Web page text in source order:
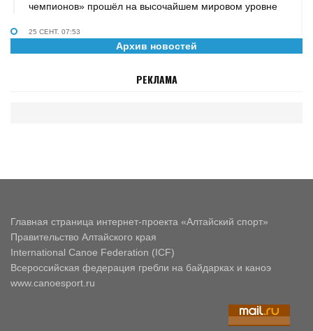
чемпионов» прошёл на высочайшем мировом уровне
25 СЕНТ. 07:53
«Персона» на телеканале «Катунь 24». О гребле,
Архив новостей
РЕКЛАМА
Главная страница интернет-проекта «Алтайский спорт»
Правительство Алтайского края
International Canoe Federation (ICF)
Всероссийская федерация гребли на байдарках и каноэ
www.canoesport.ru